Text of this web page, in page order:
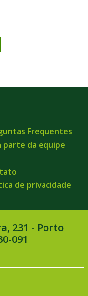
Frequentes
parte da equipe
de privacidade
231 - Porto
091